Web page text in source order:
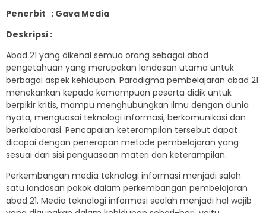
Penerbit : Gava Media
Deskripsi :
Abad 21 yang dikenal semua orang sebagai abad
pengetahuan yang merupakan landasan utama untuk
berbagai aspek kehidupan. Paradigma pembelajaran abad 21
menekankan kepada kemampuan peserta didik untuk
berpikir kritis, mampu menghubungkan ilmu dengan dunia
nyata, menguasai teknologi informasi, berkomunikasi dan
berkolaborasi. Pencapaian keterampilan tersebut dapat
dicapai dengan penerapan metode pembelajaran yang
sesuai dari sisi penguasaan materi dan keterampilan.
Perkembangan media teknologi informasi menjadi salah
satu landasan pokok dalam perkembangan pembelajaran
abad 21. Media teknologi informasi seolah menjadi hal wajib